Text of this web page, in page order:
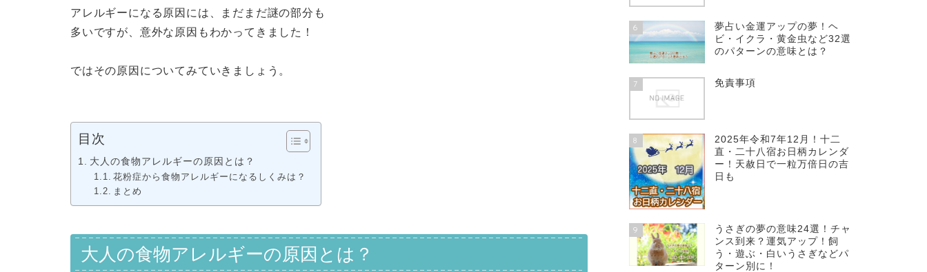
アレルギーになる原因には、まだまだ謎の部分も
多いですが、意外な原因もわかってきました！
ではその原因についてみていきましょう。
目次
大人の食物アレルギーの原因とは？
花粉症から食物アレルギーになるしくみは？
まとめ
大人の食物アレルギーの原因とは？
6
夢占い金運アップの夢！ヘ
ビ・イクラ・黄金虫など32選
のパターンの意味とは？
7 免責事項
8
2025年令和7年12月！十二
直・二十八宿お日柄カレンダ
ー！天赦日で一粒万倍日の吉
日も
9
うさぎの夢の意味24選！チャ
ンス到来？運気アップ！飼
う・遊ぶ・白いうさぎなどパ
ターン別に！